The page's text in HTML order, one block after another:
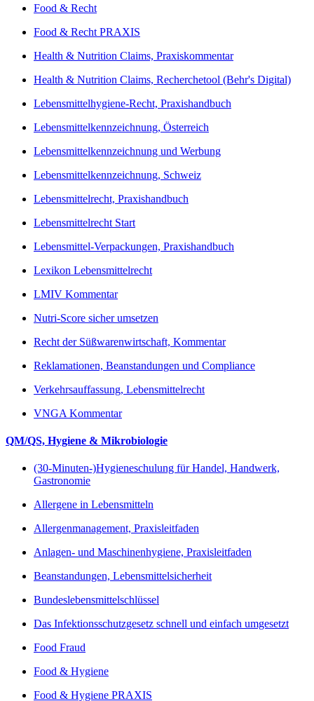
Food & Recht
Food & Recht PRAXIS
Health & Nutrition Claims, Praxiskommentar
Health & Nutrition Claims, Recherchetool (Behr's Digital)
Lebensmittelhygiene-Recht, Praxishandbuch
Lebensmittelkennzeichnung, Österreich
Lebensmittelkennzeichnung und Werbung
Lebensmittelkennzeichnung, Schweiz
Lebensmittelrecht, Praxishandbuch
Lebensmittelrecht Start
Lebensmittel-Verpackungen, Praxishandbuch
Lexikon Lebensmittelrecht
LMIV Kommentar
Nutri-Score sicher umsetzen
Recht der Süßwarenwirtschaft, Kommentar
Reklamationen, Beanstandungen und Compliance
Verkehrsauffassung, Lebensmittelrecht
VNGA Kommentar
QM/QS, Hygiene & Mikrobiologie
(30-Minuten-)Hygieneschulung für Handel, Handwerk,
Gastronomie
Allergene in Lebensmitteln
Allergenmanagement, Praxisleitfaden
Anlagen- und Maschinenhygiene, Praxisleitfaden
Beanstandungen, Lebensmittelsicherheit
Bundeslebensmittelschlüssel
Das Infektionsschutzgesetz schnell und einfach umgesetzt
Food Fraud
Food & Hygiene
Food & Hygiene PRAXIS